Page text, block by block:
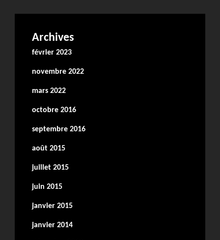
Archives
février 2023
novembre 2022
mars 2022
octobre 2016
septembre 2016
août 2015
juillet 2015
juin 2015
janvier 2015
janvier 2014